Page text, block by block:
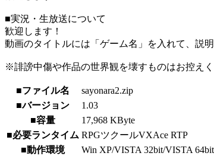
■実況・生放送について
歓迎します！
動画のタイトルには「ゲーム名」を入れて、説
※誹謗中傷や作品の世界観を壊すものはお控え
■ファイル名
sayonara2.zip
■バージョン
1.03
■容量
17,968 KByte
■必要ランタイム RPGツクールVXAce RTP
■動作環境
Win XP/VISTA 32bit/VISTA